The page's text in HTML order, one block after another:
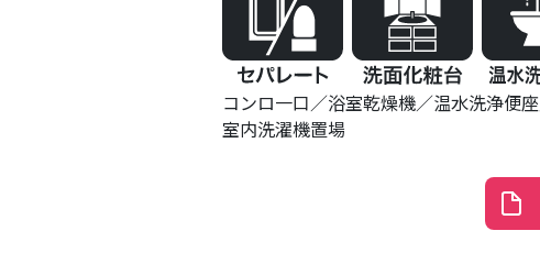
コンロ一口 浴室乾燥機 温水洗浄便座
室内洗濯機置場